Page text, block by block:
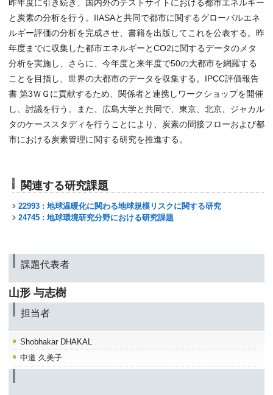
昨年度に引き続き、国内外のテストサイトにおける都市エネルギー
と炭素の分析を行う。IIASAと共同で都市に関するグローバルエネ
ルギー評価の分析を完成させ、書籍を出版してこれを公表する。昨
年度までに収集した都市エネルギーとCO2に関するデータのメタ
分析を実施し、さらに、今年度と来年度で50の大都市を網羅する
ことを目指し、世界の大都市のデータを収集する。IPCC評価報告
書 第3ＷＧに貢献するため、関係者と連携しワークショップを開催
し、討議を行う。また、広島大学と共同で、東京、北京、ジャカル
タのケーススタディを行うことにより、炭素の間接フローおよび都
市における炭素管理に関する研究を推進する。
関連する研究課題
22993 : 地球温暖化に関わる地球規模リスクに関する研究
24745 : 地球環境研究分野における研究課題
課題代表者
山形 与志樹
担当者
Shobhakar DHAKAL
中道 久美子